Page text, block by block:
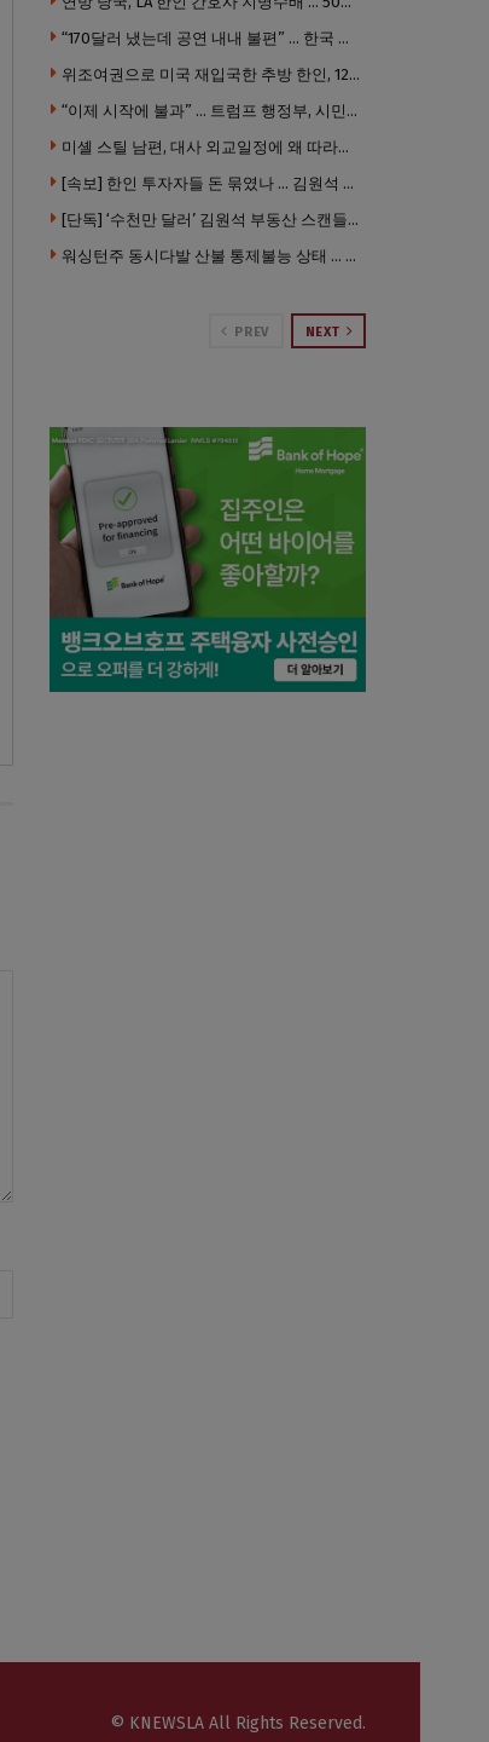
“170달러 냈는데 공연 내내 불편” … 한국 코미디언 LA공연, 음향 불량에 외모 비하 개그 논란
위조여권으로 미국 재입국한 추방 한인, 120만 달러 은행 사기 행각
“이제 시작에 불과” … 트럼프 행정부, 시민권 박탈 본격화
미셸 스틸 남편, 대사 외교일정에 왜 따라갔나 … “매우 이례적”
[속보] 한인 투자자들 돈 묶였나 … 김원석 회사들 챕터7 강제파산·자진파산 잇따라 신청
[단독] ‘수천만 달러’ 김원석 부동산 스캔들 새 국면 … 한인 투자자들 소송 잇따라 ‘디폴트’ 절차
워싱턴주 동시다발 산불 통제불능 상태 … 이재민 수십만명
PREV NEXT
© KNEWSLA All Rights Reserved.